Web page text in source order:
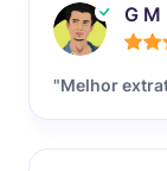
G M
"Melhor